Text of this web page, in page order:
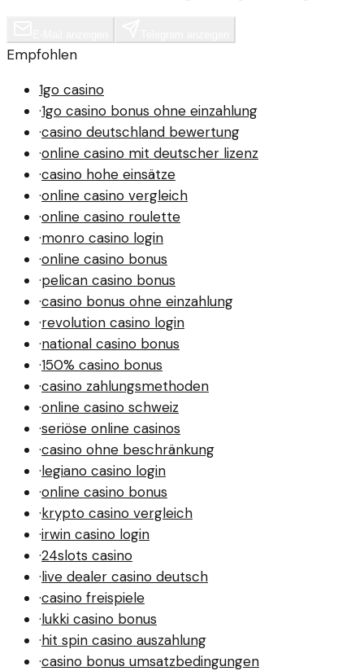
Empfohlen
1go casino
·1go casino bonus ohne einzahlung
·casino deutschland bewertung
·online casino mit deutscher lizenz
·casino hohe einsätze
·online casino vergleich
·online casino roulette
·monro casino login
·online casino bonus
·pelican casino bonus
·casino bonus ohne einzahlung
·revolution casino login
·national casino bonus
·150% casino bonus
·casino zahlungsmethoden
·online casino schweiz
·seriöse online casinos
·casino ohne beschränkung
·legiano casino login
·online casino bonus
·krypto casino vergleich
·irwin casino login
·24slots casino
·live dealer casino deutsch
·casino freispiele
·lukki casino bonus
·hit spin casino auszahlung
·casino bonus umsatzbedingungen